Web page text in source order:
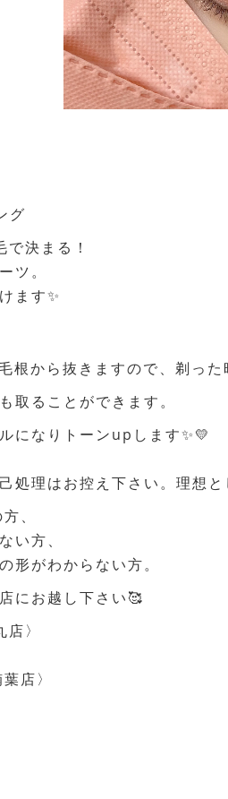
グ
決まる！
ツ。
ます✨
根から抜きますので、剃っ
取ることができます。
になりトーンupします✨💛
処理はお控え下さい。理想
、
い方、
形がわからない方。
にお越し下さい🥰
〉
店〉